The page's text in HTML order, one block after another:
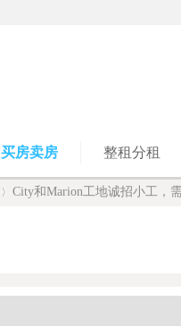
买房卖房 整租分租
City和Marion工地诚招小工，